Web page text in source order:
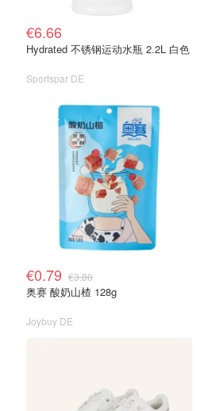
€6.66
Hydrated 不锈钢运动水瓶 2.2L 白色
Sportspar DE
€0.79 €3.80
奥赛 酸奶山楂 128g
Joybuy DE